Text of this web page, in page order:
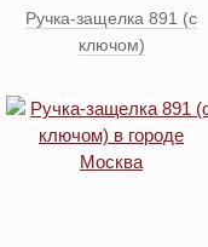
Ручка-защелка 891 (с
ключом)